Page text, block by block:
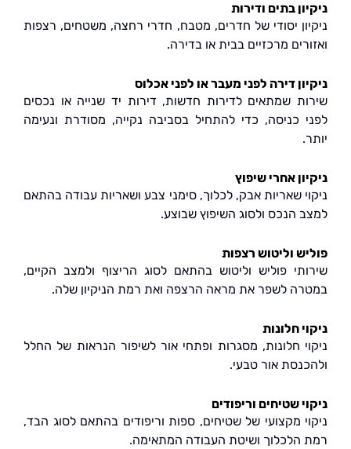
בתים ודירות
יסודי של חדרים, מטבח, חדרי רחצה, משטחים, רצפות
מרכזיים בבית או בדירה.
דירה לפני מעבר או לפני אכלוס
שמתאים לדירות חדשות, דירות יד שנייה או נכסים
כניסה, כדי להתחיל בסביבה נקייה, מסודרת ונעימה
אחרי שיפוץ
שאריות אבק, לכלוך, סימני צבע ושאריות עבודה בהתאם
הנכס ולסוג השיפוץ שבוצע.
וליטוש רצפות
פוליש וליטוש בהתאם לסוג הריצוף ולמצב הקיים,
לשפר את מראה הרצפה ואת רמת הניקיון שלה.
חלונות
חלונות, מסגרות ופתחי אור לשיפור הנראות של החלל
אור טבעי.
שטיחים וריפודים
מקצועי של שטיחים, ספות וריפודים בהתאם לסוג הבד,
ושיטת העבודה המתאימה.